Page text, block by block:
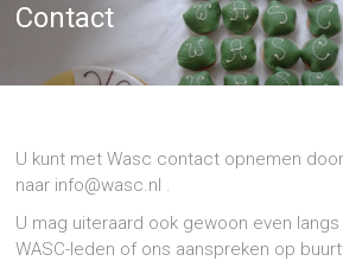
Contact
U kunt met Wasc contact opnemen
naar info@wasc.nl .
U mag uiteraard ook gewoon even
WASC-leden of ons aanspreken op